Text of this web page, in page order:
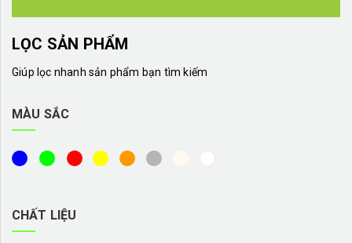
LỌC SẢN PHẨM
Giúp lọc nhanh sản phẩm bạn tìm kiếm
MÀU SẮC
CHẤT LIỆU